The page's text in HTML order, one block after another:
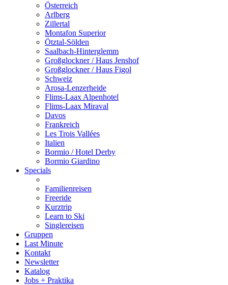
Österreich
Arlberg
Zillertal
Montafon Superior
Ötztal-Sölden
Saalbach-Hinterglemm
Großglockner / Haus Jenshof
Großglockner / Haus Figol
Schweiz
Arosa-Lenzerheide
Flims-Laax Alpenhotel
Flims-Laax Miraval
Davos
Frankreich
Les Trois Vallées
Italien
Bormio / Hotel Derby
Bormio Giardino
Specials
Familienreisen
Freeride
Kurztrip
Learn to Ski
Singlereisen
Gruppen
Last Minute
Kontakt
Newsletter
Katalog
Jobs + Praktika